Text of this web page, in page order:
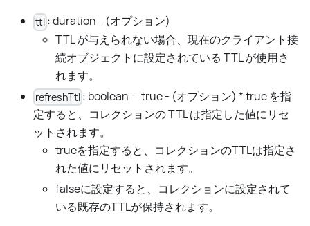
ttl : duration - (オプション)
TTL が与えられない場合、現在のクライアント接
続オブジェクトに設定されている TTL が使用さ
れます。
refreshTtl : boolean = true - (オプション) * true を指
定すると、コレクションの TTL は指定した値にリセ
ットされます。
trueを指定すると、コレクションのTTLは指定さ
れた値にリセットされます。
falseに設定すると、コレクションに設定されて
いる既存のTTLが保持されます。